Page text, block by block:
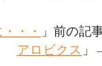
・・
」前の
アロビクス 」